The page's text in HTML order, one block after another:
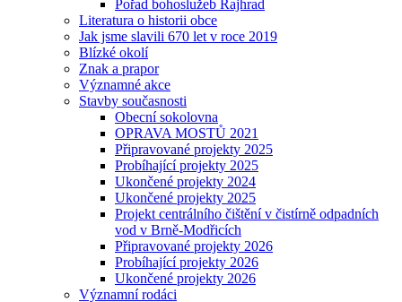
Pořad bohoslužeb Rajhrad
Literatura o historii obce
Jak jsme slavili 670 let v roce 2019
Blízké okolí
Znak a prapor
Významné akce
Stavby současnosti
Obecní sokolovna
OPRAVA MOSTŮ 2021
Připravované projekty 2025
Probíhající projekty 2025
Ukončené projekty 2024
Ukončené projekty 2025
Projekt centrálního čištění v čistírně odpadních
vod v Brně-Modřicích
Připravované projekty 2026
Probíhající projekty 2026
Ukončené projekty 2026
Významní rodáci